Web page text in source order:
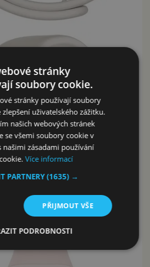
stránky
soubory cookie.
stránky používají soubory
zlepšení uživatelského zážitku.
našich webových stránek
se všemi soubory cookie v
našimi zásadami používání
Více informací
PARTNERY(1635) →
PŘIJMOUT VŠE
PODROBNOSTI